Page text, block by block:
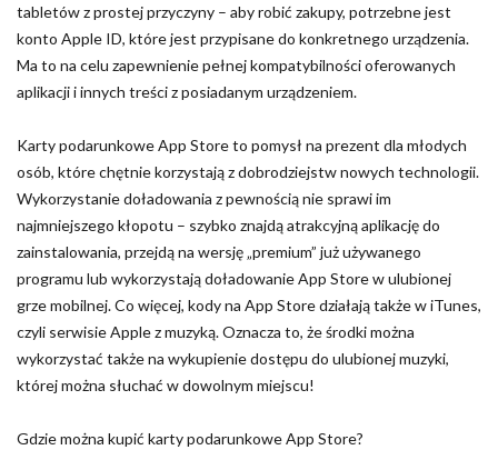
tabletów z prostej przyczyny – aby robić zakupy, potrzebne jest
konto Apple ID, które jest przypisane do konkretnego urządzenia.
Ma to na celu zapewnienie pełnej kompatybilności oferowanych
aplikacji i innych treści z posiadanym urządzeniem.
Karty podarunkowe App Store to pomysł na prezent dla młodych
osób, które chętnie korzystają z dobrodziejstw nowych technologii.
Wykorzystanie doładowania z pewnością nie sprawi im
najmniejszego kłopotu – szybko znajdą atrakcyjną aplikację do
zainstalowania, przejdą na wersję „premium” już używanego
programu lub wykorzystają doładowanie App Store w ulubionej
grze mobilnej. Co więcej, kody na App Store działają także w iTunes,
czyli serwisie Apple z muzyką. Oznacza to, że środki można
wykorzystać także na wykupienie dostępu do ulubionej muzyki,
której można słuchać w dowolnym miejscu!
Gdzie można kupić karty podarunkowe App Store?